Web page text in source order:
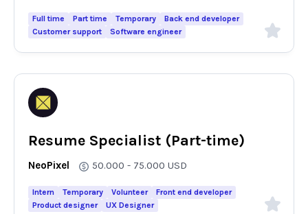
Full time Part time Temporary
Back end developer
Customer support
Software engineer
Resume Specialist (Part-time)
NeoPixel 50.000 - 75.000 USD
Intern Temporary Volunteer
Front end developer
Product designer
UX Designer